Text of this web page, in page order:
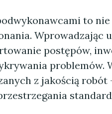
to
Wprowadzając
postępów,
problemów.
z jakością